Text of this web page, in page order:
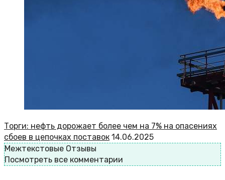
Торги: нефть дорожает более чем на 7% на опасениях
сбоев в цепочках поставок 14.06.2025
Межтекстовые Отзывы
Посмотреть все комментарии